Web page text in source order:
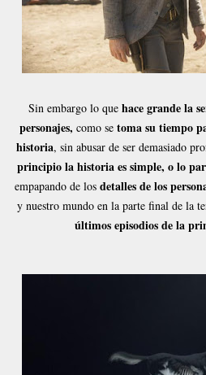
Sin embargo lo que hace grande la
personajes, como se toma su tiempo
historia, sin abusar de ser demasiado
principio la historia es simple, o lo
empapando de losdetalles de los
y nuestro mundo en la parte final de la
últimos episodios de la